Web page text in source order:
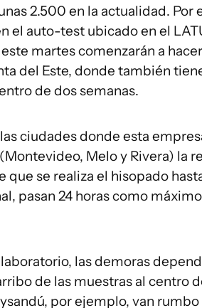
2.500 en la actualidad. Por
el auto-test ubicado en el
martes comenzarán a
del Este, donde también
de dos semanas.
ciudades donde esta
Melo y Rivera) la
se realiza el hisopado
pasan 24 horas como
las demoras
de las muestras al centro
por ejemplo, van rumbo